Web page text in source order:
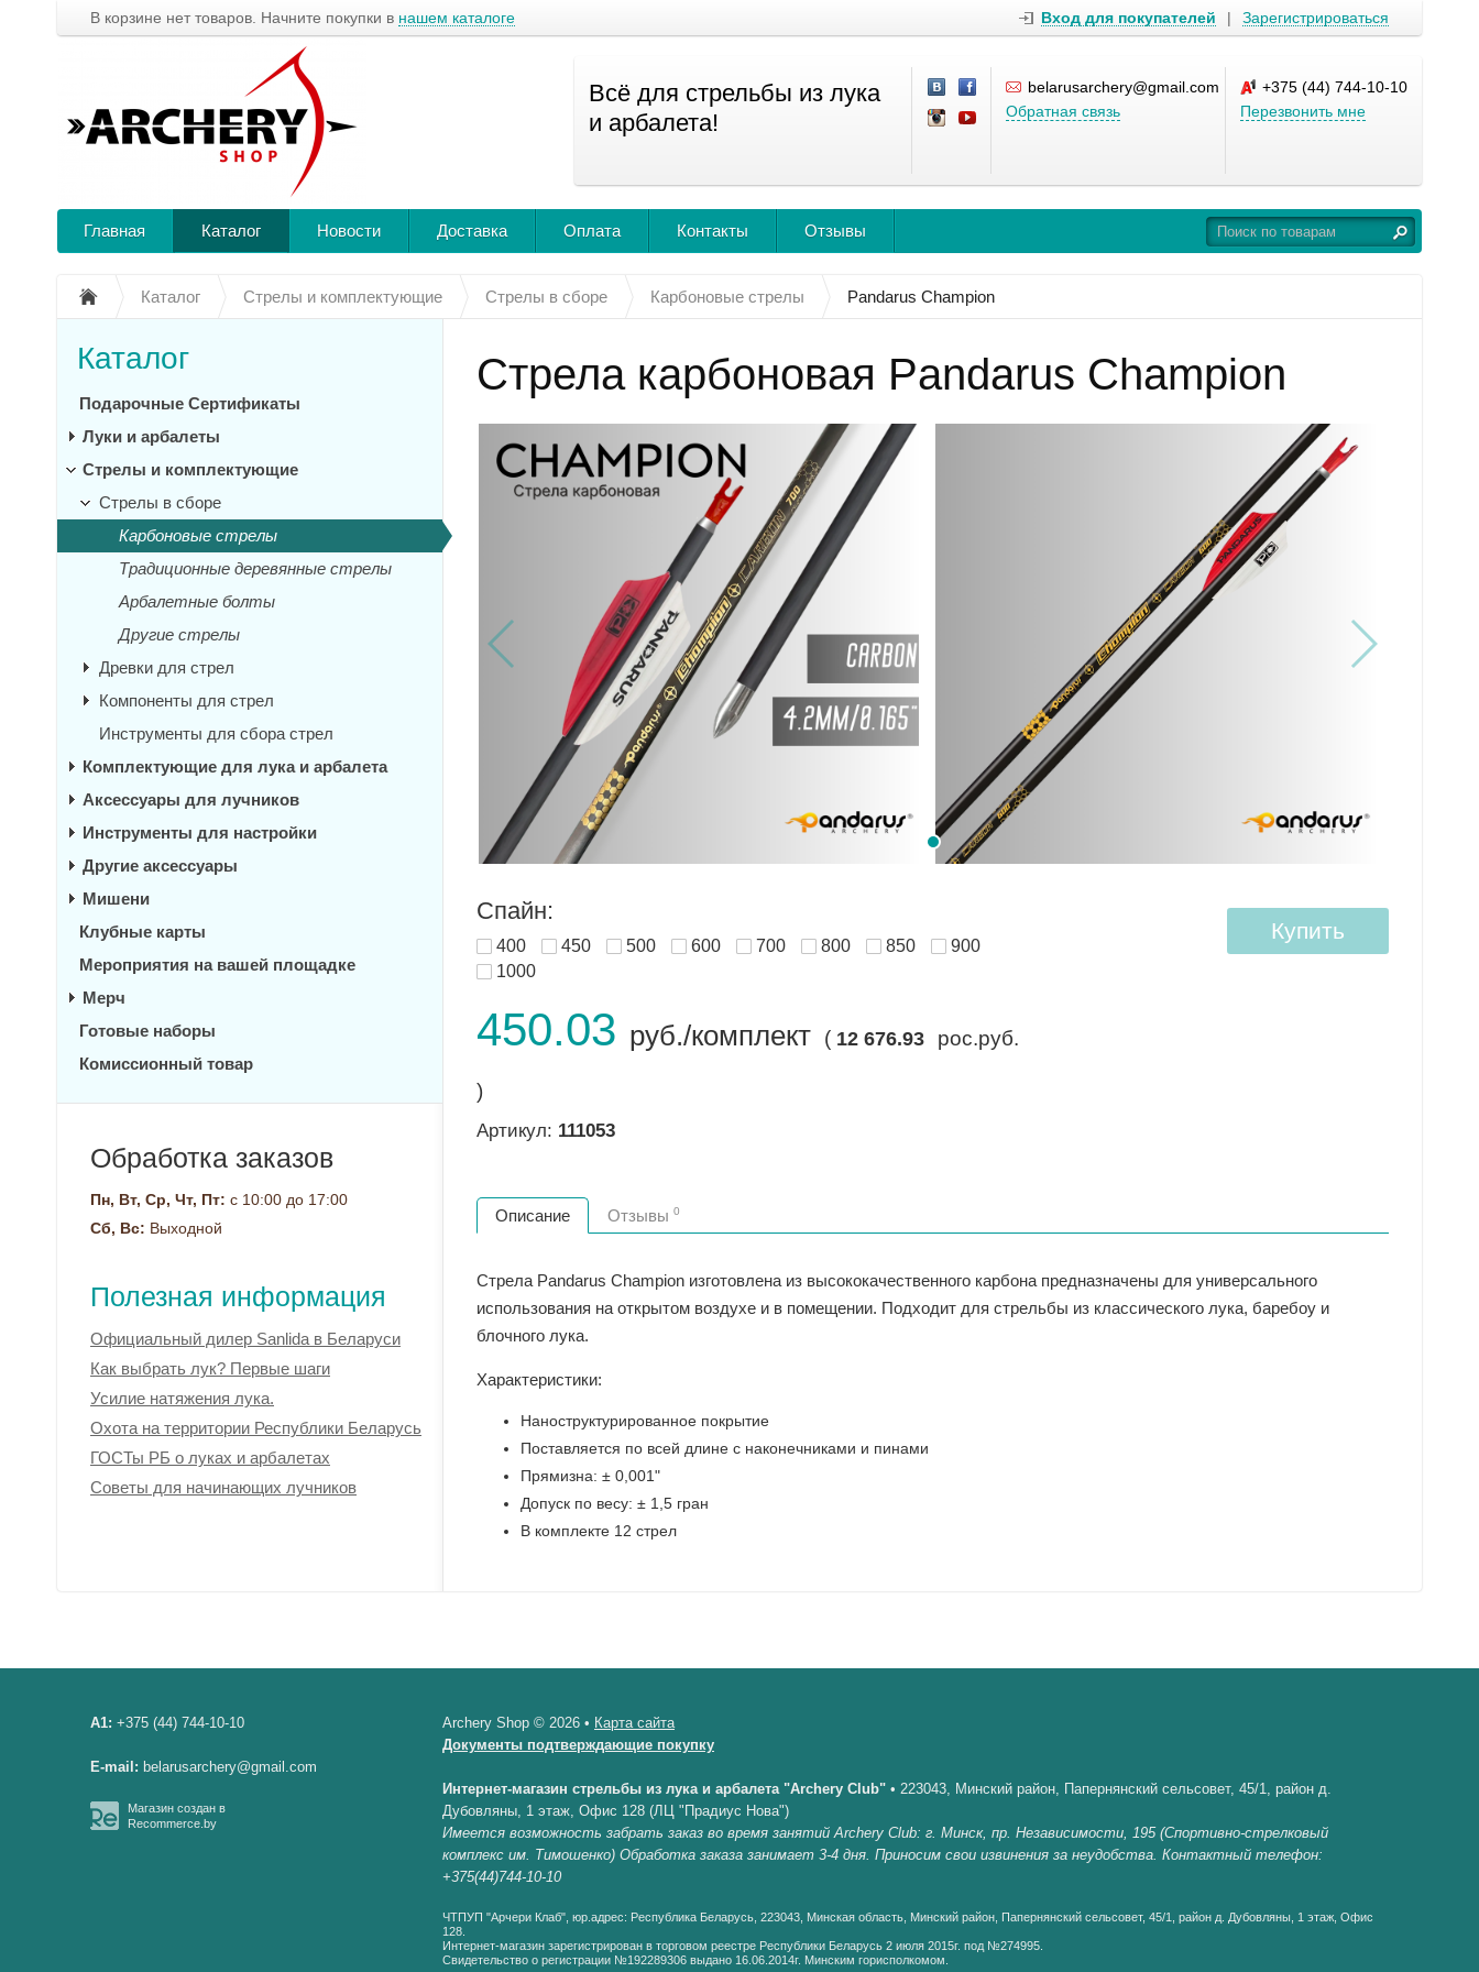
В корзине нет товаров. Начните покупки в нашем каталоге Вход для покупателей | Зарегистрироваться
Всё для стрельбы из лука
и арбалета!
belarusarchery@gmail.com
Обратная связь
+375 (44) 744-10-10
Перезвонить мне
Главная Каталог Новости Доставка Оплата Контакты Отзывы
Каталог Стрелы и комплектующие Стрелы в сборе Карбоновые стрелы Pandarus Champion
Стрела карбоновая Pandarus Champion
Спайн:
400 450 500 600 700 800 850
900
1000
450.03 руб./комплект ( 12 676.93 рос.руб.
)
Артикул: 111053
Купить
Описание Отзывы 0
Стрела Pandarus Champion изготовлена из высококачественного карбона предназначены для универсального
использования на открытом воздухе и в помещении. Подходит для стрельбы из классического лука, баребоу и
блочного лука.
Характеристики:
Наноструктурированное покрытие
Поставляется по всей длине с наконечниками и пинами
Прямизна: ± 0,001"
Допуск по весу: ± 1,5 гран
В комплекте 12 стрел
Каталог
Подарочные Сертификаты
Луки и арбалеты
Стрелы и комплектующие
Стрелы в сборе
Карбоновые стрелы
Традиционные деревянные стрелы
Арбалетные болты
Другие стрелы
Древки для стрел
Компоненты для стрел
Инструменты для сбора стрел
Комплектующие для лука и арбалета
Аксессуары для лучников
Инструменты для настройки
Другие аксессуары
Мишени
Клубные карты
Мероприятия на вашей площадке
Мерч
Готовые наборы
Комиссионный товар
Обработка заказов
Пн, Вт, Ср, Чт, Пт: с 10:00 до 17:00
Сб, Вс: Выходной
Полезная информация
Официальный дилер Sanlida в Беларуси
Как выбрать лук? Первые шаги
Усилие натяжения лука.
Охота на территории Республики Беларусь
ГОСТы РБ о луках и арбалетах
Советы для начинающих лучников
A1: +375 (44) 744-10-10
E-mail: belarusarchery@gmail.com
Магазин создан в
Recommerce.by
Archery Shop © 2026 • Карта сайта
Документы подтверждающие покупку
Интернет-магазин стрельбы из лука и арбалета "Archery Club" • 223043, Минский район, Папернянский сельсовет, 45/1, район д.
Дубовляны, 1 этаж, Офис 128 (ЛЦ "Прадиус Нова")
Имеется возможность забрать заказ во время занятий Archery Club: г. Минск, пр. Независимости, 195 (Спортивно-стрелковый
комплекс им. Тимошенко) Обработка заказа занимает 3-4 дня. Приносим свои извинения за неудобства. Контактный телефон:
+375(44)744-10-10
ЧТПУП "Арчери Клаб", юр.адрес: Республика Беларусь, 223043, Минская область, Минский район, Папернянский сельсовет, 45/1, район д. Дубовляны, 1 этаж, Офис
128.
Интернет-магазин зарегистрирован в торговом реестре Республики Беларусь 2 июля 2015г. под №274995.
Свидетельство о регистрации №192289306 выдано 16.06.2014г. Минским горисполкомом.